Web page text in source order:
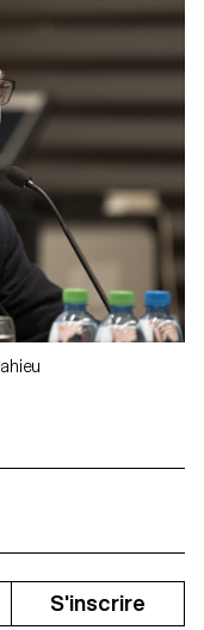
S'inscrire